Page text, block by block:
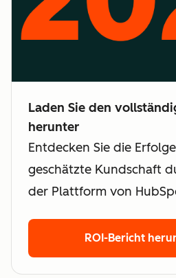
Laden Sie den
herunter
Entdecken Sie die
geschätzte Kundschaft
der Plattform von
ROI-Bericht